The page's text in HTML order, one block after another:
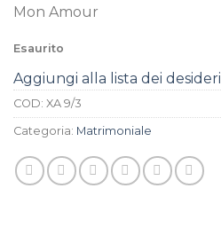
Mon Amour
Esaurito
Aggiungi alla lista dei desideri
COD: XA 9/3
Categoria: Matrimoniale